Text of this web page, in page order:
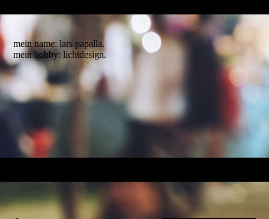
mein name: lars papalla.
mein hobby: lichtdesign.